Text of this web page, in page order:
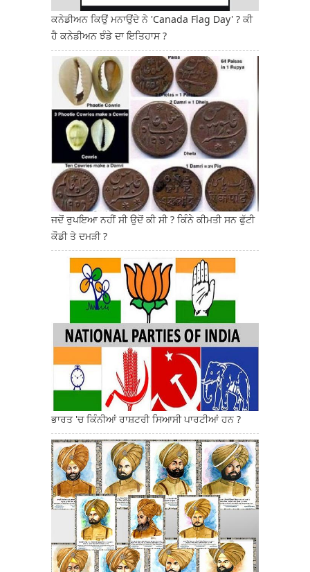
ਕਨੇਡੀਅਨ ਕਿਉਂ ਮਨਾਉਂਦੇ ਨੇ 'Canada Flag Day' ? ਕੀ
ਹੈ ਕਨੇਡੀਅਨ ਝੰਡੇ ਦਾ ਇਤਿਹਾਸ ?
ਜਦੋਂ ਰੁਪਇਆ ਨਹੀਂ ਸੀ ਉਦੋਂ ਕੀ ਸੀ ? ਕਿੰਨੇ ਕੀਮਤੀ ਸਨ ਫੁੱਟੀ
ਕੌਡੀ ਤੇ ਦਮੜੀ ?
ਭਾਰਤ 'ਚ ਕਿੰਨੀਆਂ ਰਾਸ਼ਟਰੀ ਸਿਆਸੀ ਪਾਰਟੀਆਂ ਹਨ ?